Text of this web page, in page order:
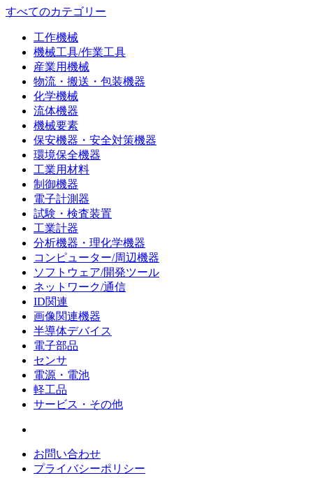
すべてのカテゴリー
工作機械
機械工具/作業工具
産業用機械
物流・搬送・包装機器
化学機械
流体機器
機械要素
保安機器・安全対策機器
環境保全機器
工業用材料
制御機器
電子計測器
試験・検査装置
工業計器
分析機器・理化学機器
コンピューター/周辺機器
ソフトウェア/開発ツール
ネットワーク/通信
ID関連
画像関連機器
半導体デバイス
電子部品
センサ
電源・電池
軽工品
サービス・その他
お問い合わせ
プライバシーポリシー